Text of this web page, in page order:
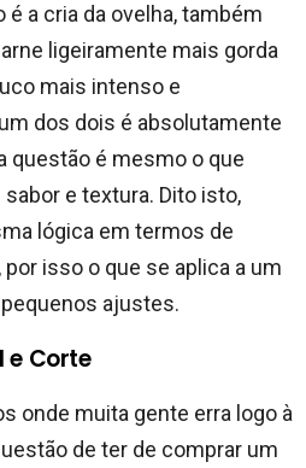
é a cria da ovelha, também
ligeiramente mais gorda
mais intenso e
dos dois é absolutamente
questão é mesmo o que
e textura. Dito isto,
lógica em termos de
isso o que se aplica a um
ajustes.
e Corte
onde muita gente erra logo à
de ter de comprar um